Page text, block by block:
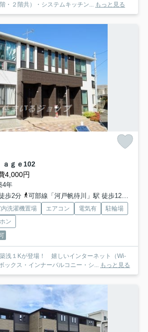
・２階共）・システムキッチン...
もっと見る
ｇｅ 102
4,000円
4年
歩2分
可部線「河戸帆待川」駅 徒歩12分
洗濯機置場 エアコン 電気有
駐輪場
ン
浅１Kが登場！ 嬉しいインターネット（Wi-
ックス・インナーバルコニー・シ...
もっと見る